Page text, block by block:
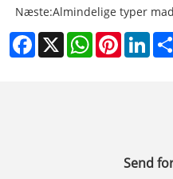
Næste:Almindelige typer
Facebook
X WhatsAppPinterest
Send